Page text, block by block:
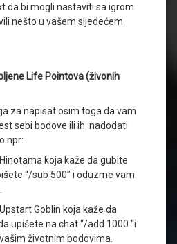
da bi mogli nastaviti sa igrom
nešto u vašem sljedećem
Life Pointova (živonih
za napisat osim toga da vam
sebi bodove ili ih nadodati
npr:
koja kaže da gubite
“/sub 500” i oduzme vam
Goblin koja kaže da
upišete na chat “/add 1000 “i
životnim bodovima.